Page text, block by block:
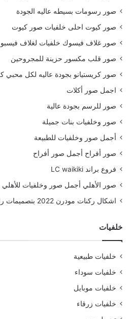
صور رسومات بسيطه عاليه الجودة
صور كيوت احلى خلفيات صور كيوت
صور غلاف فيسوك خلفيات لغلاف
صور قلب مكسور حزينة للمجروحين
صور كريستيانو بجودة عاليه لكل محبي
اجمل صور أكلات
صور للرسم بجودة عالية
صور وخلفيات بنات جميلة
أجمل صور وخلفيات للطبيعة
صور أفراح أجمل صور أفراح
فروع براند LC waikiki
صور الأهلي أجمل صور وخلفيات للأهلي
اشكال ركنات مودرن 2022 بتصميمات رائعة
خلفيات
خلفيات طبيعية
خلفيات سوداء
خلفيات موبايل
خلفيات زرقاء